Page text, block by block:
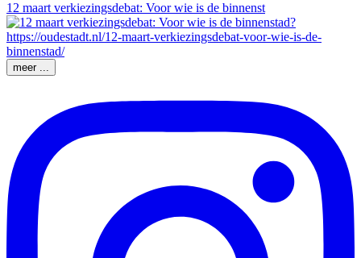
12 maart verkiezingsdebat: Voor wie is de binnenst
meer ...